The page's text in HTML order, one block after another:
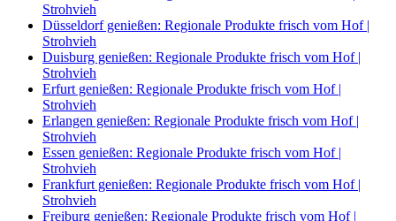
Strohvieh
Düsseldorf genießen: Regionale Produkte frisch vom Hof |
Strohvieh
Duisburg genießen: Regionale Produkte frisch vom Hof |
Strohvieh
Erfurt genießen: Regionale Produkte frisch vom Hof |
Strohvieh
Erlangen genießen: Regionale Produkte frisch vom Hof |
Strohvieh
Essen genießen: Regionale Produkte frisch vom Hof |
Strohvieh
Frankfurt genießen: Regionale Produkte frisch vom Hof |
Strohvieh
Freiburg genießen: Regionale Produkte frisch vom Hof |